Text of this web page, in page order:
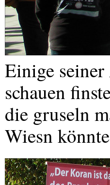
Einige
schauen
die gruseln
Wiesn